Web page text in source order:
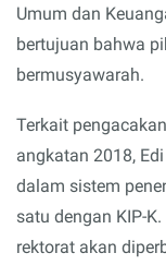
Umum dan
bertujuan bahwa
bermusyawarah.
Terkait
angkatan 2018,
dalam sistem
satu dengan KIP-
rektorat akan